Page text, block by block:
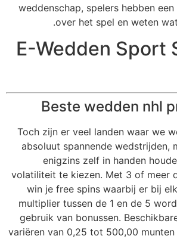
weddenschap, spelers hebben
over het spel en weten
E-Wedden Sport
Beste wedden nhl
Toch zijn er veel landen waar we
absoluut spannende wedstrijden,
enigzins zelf in handen
volatiliteit te kiezen. Met 3 of meer
win je free spins waarbij er bij
multiplier tussen de 1 en de 5
gebruik van bonussen.
variëren van 0,25 tot 500,00